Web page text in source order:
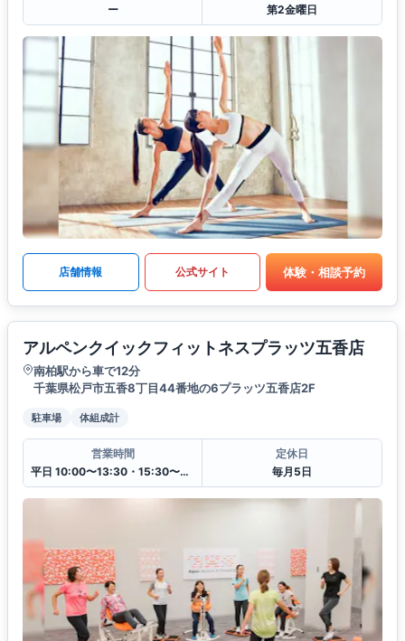
ー
第2金曜日
店舗情報 公式サイト 体験・相談予約
アルペンクイックフィットネスプラッツ五香店
南柏駅から車で12分
千葉県松戸市五香8丁目44番地の6プラッツ五香店2F
駐車場 体組成計
営業時間
平日 10:00〜13:30・15:30〜20:00
定休日
毎月5日